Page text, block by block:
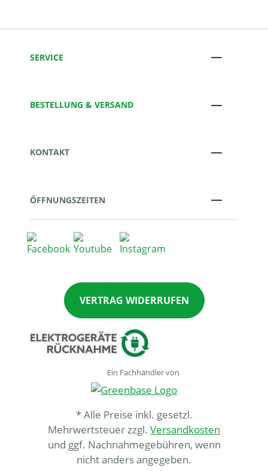
SERVICE
BESTELLUNG & VERSAND
KONTAKT
ÖFFNUNGSZEITEN
VERTRAG WIDERRUFEN
Ein Fachhändler von
* Alle Preise inkl. gesetzl.
Mehrwertsteuer zzgl. Versandkosten
und ggf. Nachnahmegebühren, wenn
nicht anders angegeben.